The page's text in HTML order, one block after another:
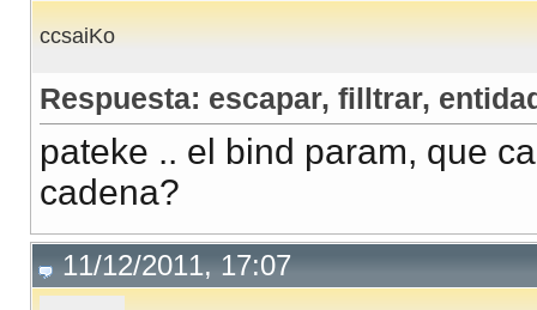
ccsaiKo
Respuesta: escapar, filltrar,
pateke .. el bind param, que
cadena?
11/12/2011, 17:07